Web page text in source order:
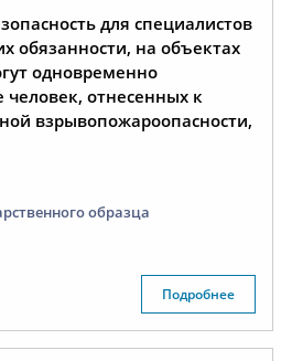
для специалистов
обязанности, на объектах
одновременно
человек, отнесенных к
взрывопожароопасности,
образца
Подробнее